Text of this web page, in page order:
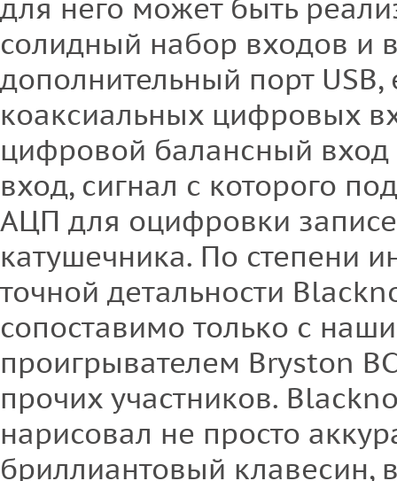
для него может быть
солидный набор входов и
дополнительный порт
коаксиальных цифровых
цифровой балансный
вход, сигнал с которого
АЦП для оцифровки
катушечника. По степени
точной детальности
сопоставимо только с
проигрывателем Bryston
прочих участников.
нарисовал не просто
бриллиантовый клавесин,